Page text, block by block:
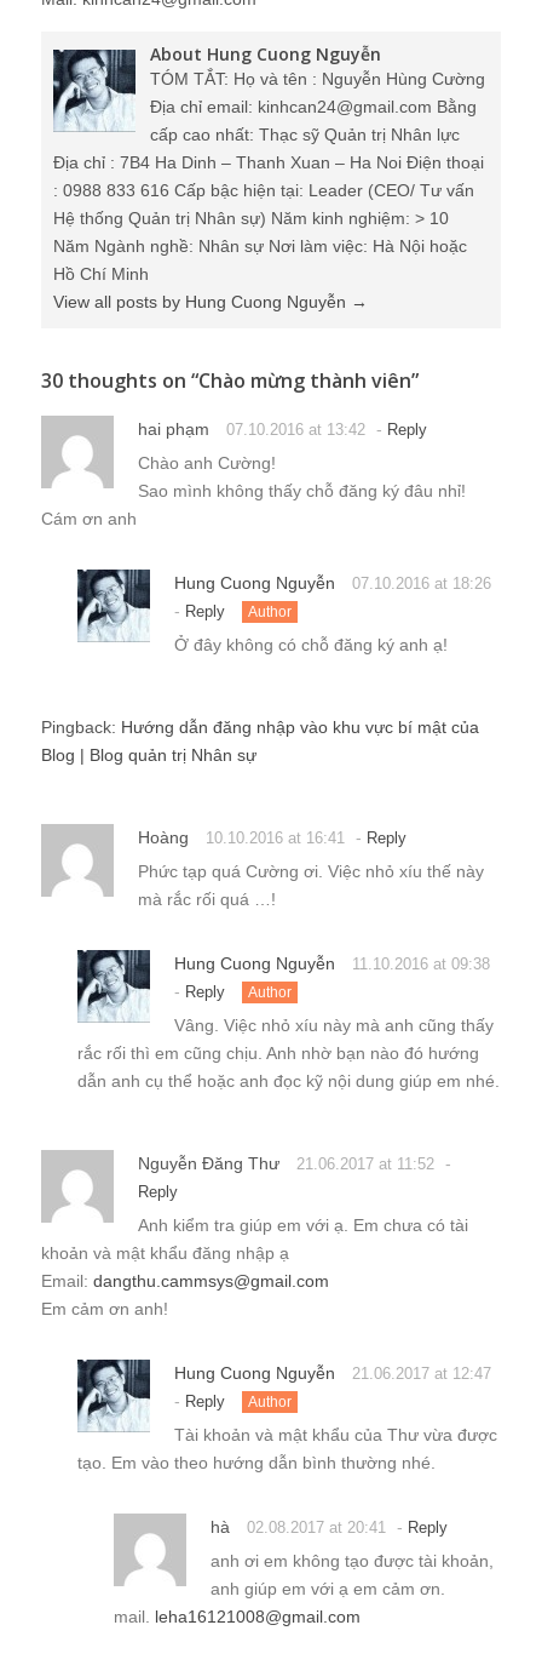
About Hung Cuong Nguyễn
TÓM TẮT: Họ và tên : Nguyễn Hùng Cường
Địa chỉ email: kinhcan24@gmail.com Bằng
cấp cao nhất: Thạc sỹ Quản trị Nhân lực
Địa chỉ : 7B4 Ha Dinh – Thanh Xuan – Ha Noi Điện thoại
: 0988 833 616 Cấp bậc hiện tại: Leader (CEO/ Tư vấn
Hệ thống Quản trị Nhân sự) Năm kinh nghiệm: > 10
Năm Ngành nghề: Nhân sự Nơi làm việc: Hà Nội hoặc
Hồ Chí Minh
View all posts by Hung Cuong Nguyễn →
30 thoughts on “Chào mừng thành viên”
hai phạm 07.10.2016 at 13:42 - Reply
Chào anh Cường!
Sao mình không thấy chỗ đăng ký đâu nhỉ!
Cám ơn anh
Hung Cuong Nguyễn 07.10.2016 at 18:26
- Reply Author
Ở đây không có chỗ đăng ký anh ạ!
Pingback: Hướng dẫn đăng nhập vào khu vực bí mật của
Blog | Blog quản trị Nhân sự
Hoàng 10.10.2016 at 16:41 - Reply
Phức tạp quá Cường ơi. Việc nhỏ xíu thế này
mà rắc rối quá …!
Hung Cuong Nguyễn 11.10.2016 at 09:38
- Reply Author
Vâng. Việc nhỏ xíu này mà anh cũng thấy
rắc rối thì em cũng chịu. Anh nhờ bạn nào đó hướng
dẫn anh cụ thể hoặc anh đọc kỹ nội dung giúp em nhé.
Nguyễn Đăng Thư 21.06.2017 at 11:52 -
Reply
Anh kiểm tra giúp em với ạ. Em chưa có tài
khoản và mật khẩu đăng nhập ạ
Email: dangthu.cammsys@gmail.com
Em cảm ơn anh!
Hung Cuong Nguyễn 21.06.2017 at 12:47
- Reply Author
Tài khoản và mật khẩu của Thư vừa được
tạo. Em vào theo hướng dẫn bình thường nhé.
hà 02.08.2017 at 20:41 - Reply
anh ơi em không tạo được tài khoản,
anh giúp em với ạ em cảm ơn.
mail. leha16121008@gmail.com